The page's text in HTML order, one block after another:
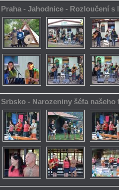
Praha - Jahodnice - Rozloučení s
Srbsko - Narozeniny šéfa našeho